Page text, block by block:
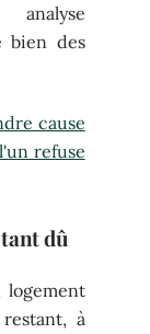
bien des
cause
refuse
dû
logement
à